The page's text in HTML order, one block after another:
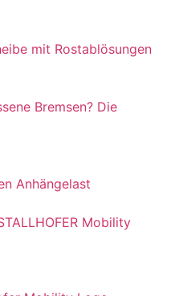
Bremsen? Die
Mobility